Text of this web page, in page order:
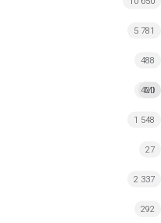
5 781
488
MI
420
1 548
27
2 337
292